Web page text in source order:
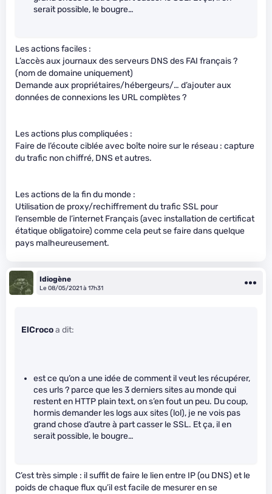
serait possible, le bougre…
Les actions faciles :
L’accès aux journaux des serveurs DNS des FAI français ?
(nom de domaine uniquement)
Demande aux propriétaires/hébergeurs/… d’ajouter aux
données de connexions les URL complètes ?
Les actions plus compliquées :
Faire de l’écoute ciblée avec boîte noire sur le réseau : capture
du trafic non chiffré, DNS et autres.
Les actions de la fin du monde :
Utilisation de proxy/rechiffrement du trafic SSL pour
l’ensemble de l’internet Français (avec installation de certificat
étatique obligatoire) comme cela peut se faire dans quelque
pays malheureusement.
Idiogène
Le 08/05/2021 à 17h31
ElCrocoa dit:
est ce qu’on a une idée de comment il veut les récupérer,
ces urls ? parce que les 3 derniers sites au monde qui
restent en HTTP plain text, on s’en fout un peu. Du coup,
hormis demander les logs aux sites (lol), je ne vois pas
grand chose d’autre à part casser le SSL. Et ça, il en
serait possible, le bougre…
C’est très simple : il suffit de faire le lien entre IP (ou DNS) et le
poids de chaque flux qu’il est facile de mesurer en se